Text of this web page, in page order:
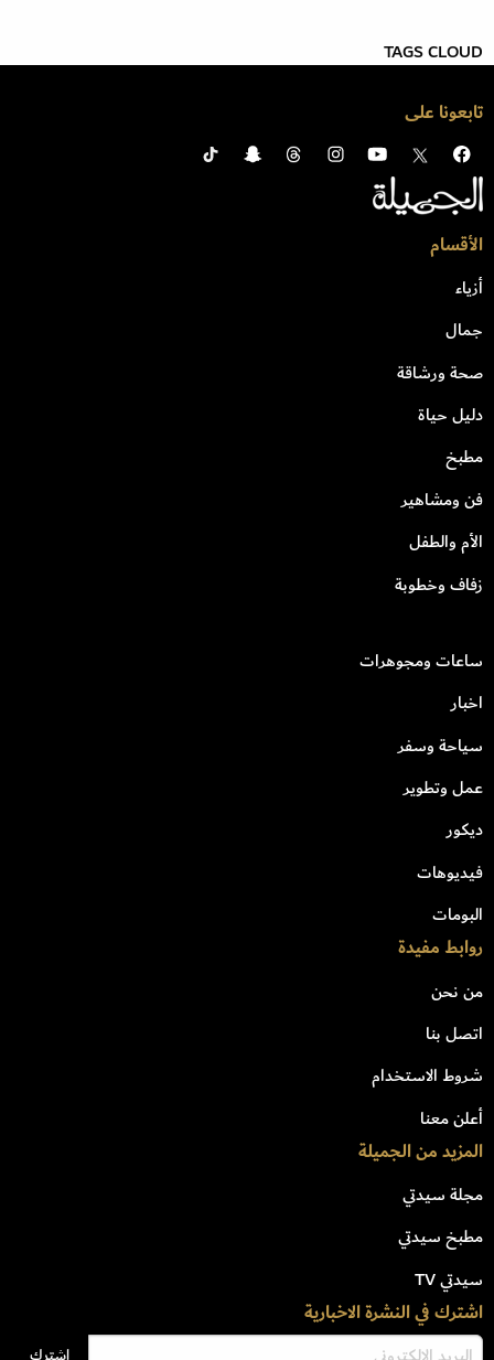
TAGS CLOUD
تابعونا على
الأقسام
أزياء
جمال
صحة ورشاقة
دليل حياة
مطبخ
فن ومشاهير
الأم والطفل
زفاف وخطوبة
ساعات ومجوهرات
اخبار
سياحة وسفر
عمل وتطوير
ديكور
فيديوهات
البومات
روابط مفيدة
من نحن
اتصل بنا
شروط الاستخدام
أعلن معنا
المزيد من الجميلة
مجلة سيدتي
مطبخ سيدتي
سيدتي TV
اشترك في النشرة الاخبارية